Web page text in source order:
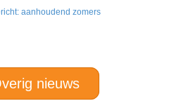
aanhoudend zomers
nieuws